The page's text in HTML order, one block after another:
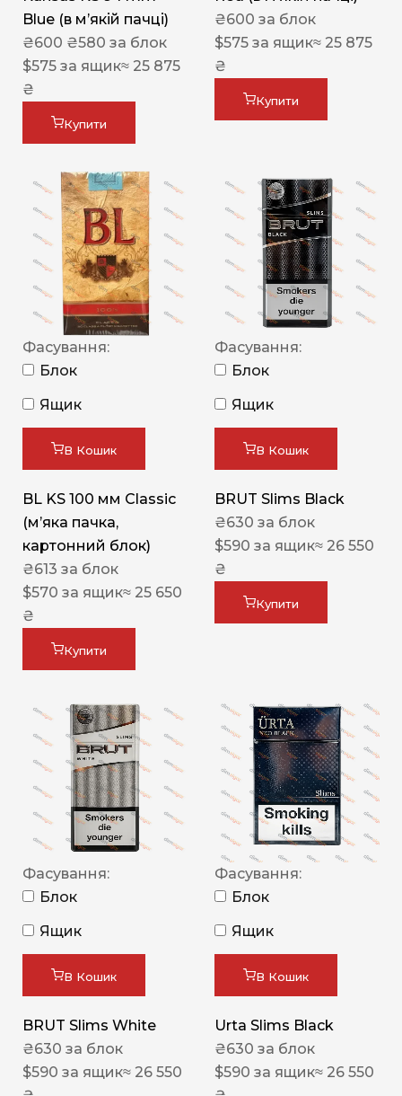
Blue (в мʼякій пачці)
₴600 ₴580 за блок
$575 за ящик≈ 25 875
₴
Купити
₴600 за блок
$575 за ящик≈ 25 875
₴
Купити
Фасування:
Блок
Ящик
В Кошик
BL KS 100 мм Classic
(м’яка пачка,
картонний блок)
₴613 за блок
$570 за ящик≈ 25 650
₴
Купити
Фасування:
Блок
Ящик
В Кошик
BRUT Slims Black
₴630 за блок
$590 за ящик≈ 26 550
₴
Купити
Фасування:
Блок
Ящик
В Кошик
BRUT Slims White
₴630 за блок
$590 за ящик≈ 26 550
Фасування:
Блок
Ящик
В Кошик
Urta Slims Black
₴630 за блок
$590 за ящик≈ 26 550